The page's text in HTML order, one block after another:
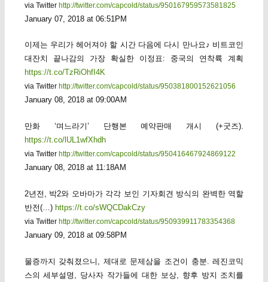
via Twitter http://twitter.com/capcold/status/950167959573581825
January 07, 2018 at 06:51PM
이제는 우리가 헤어져야 할 시간 다음에 다시 만나요♪ 비트코인
대잔치 끝나감의 가장 확실한 이정표: 중국의 연착륙 계획
https://t.co/TzRiOhfI4K
via Twitter http://twitter.com/capcold/status/950381800152621056
January 08, 2018 at 09:00AM
만화 ‘며느라기’ 단행본 예약판매 개시 (+굿즈).
https://t.co/lUL1wfXhdh
via Twitter http://twitter.com/capcold/status/950416467924869122
January 08, 2018 at 11:18AM
2년전, 박2와 오바마가 각각 보인 기자회견 방식의 완벽한 역할
반전(…) https://t.co/sWQCDakCzy
via Twitter http://twitter.com/capcold/status/950939911783354368
January 09, 2018 at 09:58PM
물증까지 갖춰졌으니, 제대로 문제삼을 조건이 충분. 레진코믹
스의 세부설명, 당사자 작가들에 대한 보상, 향후 방지 조치를